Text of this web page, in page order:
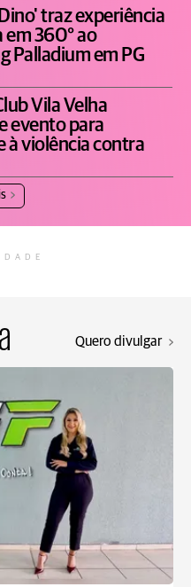
traz experiência
em 360° ao
Palladium em PG
Vila Velha
evento para
à violência contra
Quero divulgar